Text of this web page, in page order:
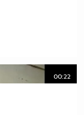
00:22